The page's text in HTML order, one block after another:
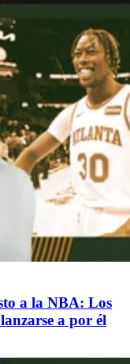
a la NBA: Los
a por él